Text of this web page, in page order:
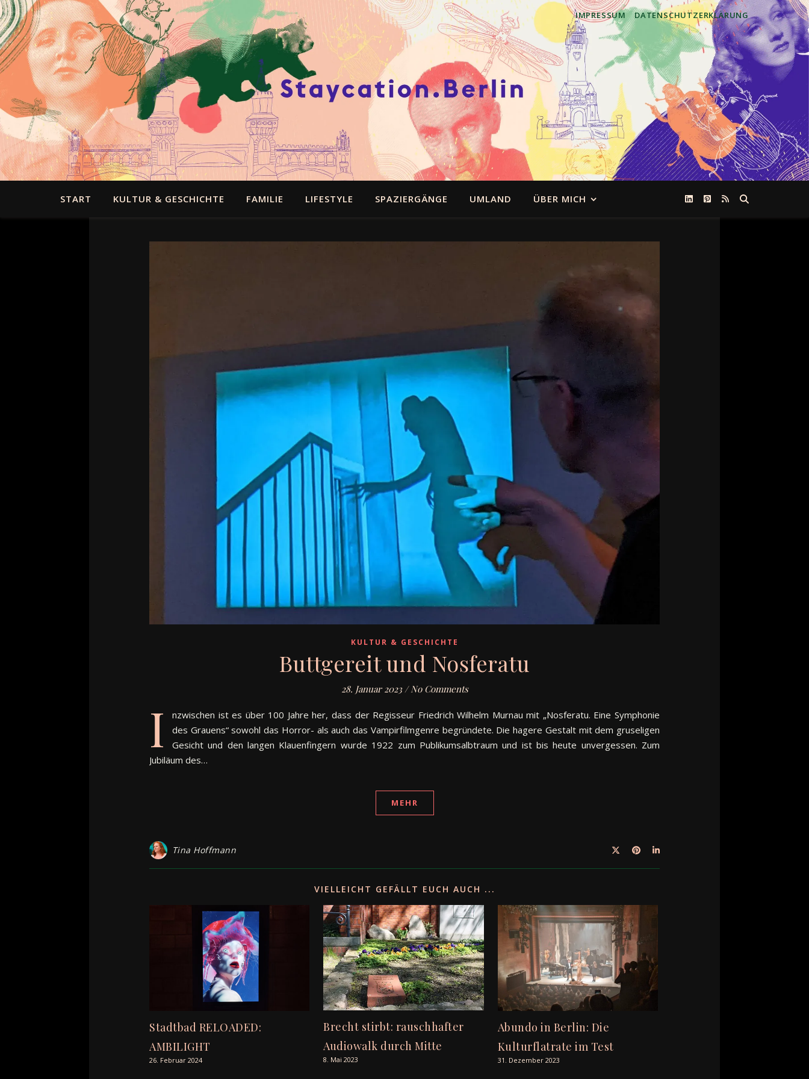
IMPRESSUM DATENSCHUTZERKLÄRUNG
START KULTUR & GESCHICHTE FAMILIE LIFESTYLE SPAZIERGÄNGE UMLAND ÜBER MICH
KULTUR & GESCHICHTE
Buttgereit und Nosferatu
28. Januar 2023 / No Comments
I
nzwischen ist es über 100 Jahre her, dass der Regisseur Friedrich Wilhelm Murnau mit „Nosferatu. Eine Symphonie
des Grauens“ sowohl das Horror- als auch das Vampirfilmgenre begründete. Die hagere Gestalt mit dem gruseligen
Gesicht und den langen Klauenfingern wurde 1922 zum Publikumsalbtraum und ist bis heute unvergessen. Zum
Jubiläum des…
MEHR
Tina Hoffmann
VIELLEICHT GEFÄLLT EUCH AUCH ...
Stadtbad RELOADED:
AMBILIGHT
26. Februar 2024
Brecht stirbt: rauschhafter
Audiowalk durch Mitte
8. Mai 2023
Abundo in Berlin: Die
Kulturflatrate im Test
31. Dezember 2023